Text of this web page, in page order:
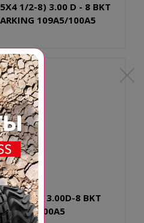
1/2-8) 3.00 D - 8 BKT
109A5/100A5
1/2-8) 3.00D-8 BKT
109A5/100A5